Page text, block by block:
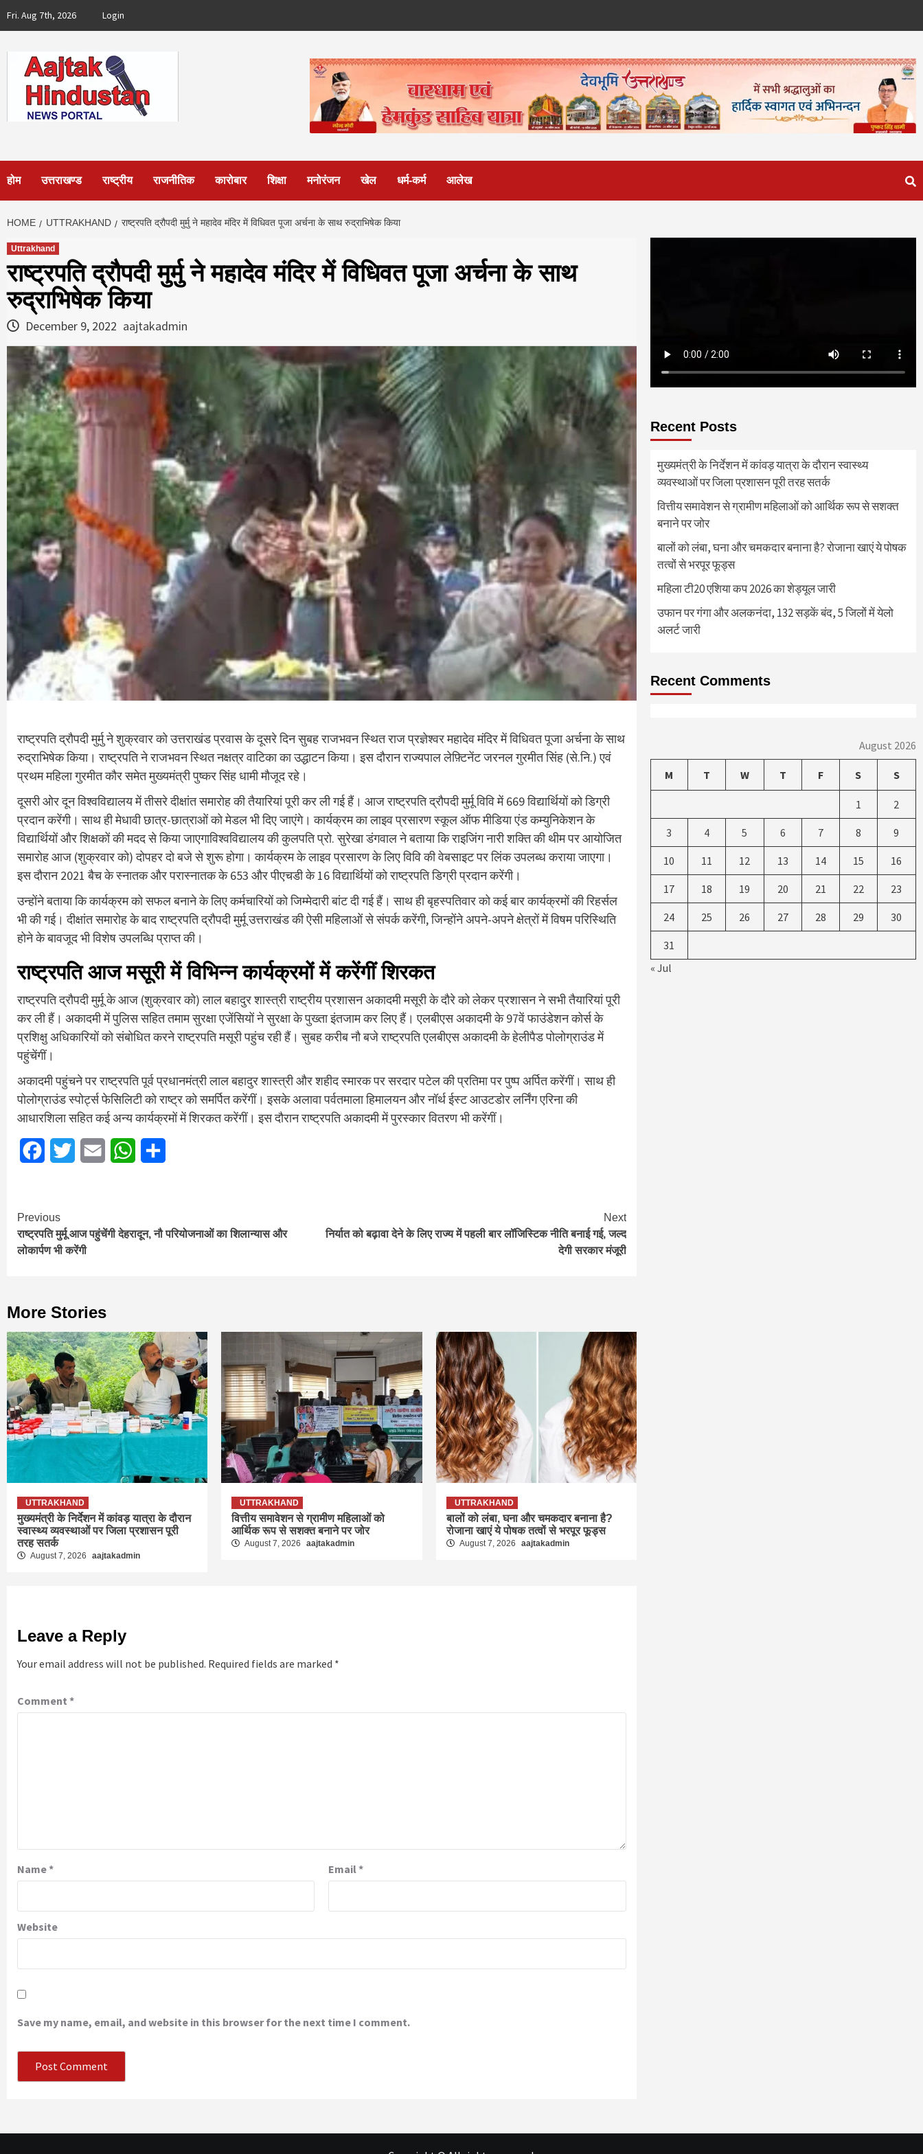
Fri. Aug 7th, 2026 Login
होम उत्तराखण्ड राष्ट्रीय राजनीतिक कारोबार शिक्षा मनोरंजन खेल धर्म-कर्म आलेख
HOME UTTRAKHAND राष्ट्रपति द्रौपदी मुर्मु ने महादेव मंदिर में विधिवत पूजा अर्चना के साथ रुद्राभिषेक किया
Uttrakhand
राष्ट्रपति द्रौपदी मुर्मु ने महादेव मंदिर में विधिवत पूजा अर्चना के साथ
रुद्राभिषेक किया
December 9, 2022 aajtakadmin
राष्ट्रपति द्रौपदी मुर्मु ने शुक्रवार को उत्तराखंड प्रवास के दूसरे दिन सुबह राजभवन स्थित राज प्रज्ञेश्वर महादेव मंदिर में विधिवत पूजा अर्चना के साथ
रुद्राभिषेक किया। राष्ट्रपति ने राजभवन स्थित नक्षत्र वाटिका का उद्धाटन किया। इस दौरान राज्यपाल लेफ़्टिनेंट जरनल गुरमीत सिंह (से.नि.) एवं
प्रथम महिला गुरमीत कौर समेत मुख्यमंत्री पुष्कर सिंह धामी मौजूद रहे।
दूसरी ओर दून विश्वविद्यालय में तीसरे दीक्षांत समारोह की तैयारियां पूरी कर ली गई हैं। आज राष्ट्रपति द्रौपदी मुर्मू विवि में 669 विद्यार्थियों को डिग्री
प्रदान करेंगी। साथ ही मेधावी छात्र-छात्राओं को मेडल भी दिए जाएंगे। कार्यक्रम का लाइव प्रसारण स्कूल ऑफ मीडिया एंड कम्युनिकेशन के
विद्यार्थियों और शिक्षकों की मदद से किया जाएगाविश्वविद्यालय की कुलपति प्रो. सुरेखा डंगवाल ने बताया कि राइजिंग नारी शक्ति की थीम पर आयोजित
समारोह आज (शुक्रवार को) दोपहर दो बजे से शुरू होगा। कार्यक्रम के लाइव प्रसारण के लिए विवि की वेबसाइट पर लिंक उपलब्ध कराया जाएगा।
इस दौरान 2021 बैच के स्नातक और परास्नातक के 653 और पीएचडी के 16 विद्यार्थियों को राष्ट्रपति डिग्री प्रदान करेंगी।
उन्होंने बताया कि कार्यक्रम को सफल बनाने के लिए कर्मचारियों को जिम्मेदारी बांट दी गई हैं। साथ ही बृहस्पतिवार को कई बार कार्यक्रमों की रिहर्सल
भी की गई। दीक्षांत समारोह के बाद राष्ट्रपति द्रौपदी मुर्मू उत्तराखंड की ऐसी महिलाओं से संपर्क करेंगी, जिन्होंने अपने-अपने क्षेत्रों में विषम परिस्थिति
होने के बावजूद भी विशेष उपलब्धि प्राप्त की।
राष्ट्रपति आज मसूरी में विभिन्न कार्यक्रमों में करेंगीं शिरकत
राष्ट्रपति द्रौपदी मुर्मू के आज (शुक्रवार को) लाल बहादुर शास्त्री राष्ट्रीय प्रशासन अकादमी मसूरी के दौरे को लेकर प्रशासन ने सभी तैयारियां पूरी
कर ली हैं। अकादमी में पुलिस सहित तमाम सुरक्षा एजेंसियों ने सुरक्षा के पुख्ता इंतजाम कर लिए हैं। एलबीएस अकादमी के 97वें फाउंडेशन कोर्स के
प्रशिक्षु अधिकारियों को संबोधित करने राष्ट्रपति मसूरी पहुंच रही हैं। सुबह करीब नौ बजे राष्ट्रपति एलबीएस अकादमी के हेलीपैड पोलोग्राउंड में
पहुंचेंगीं।
अकादमी पहुंचने पर राष्ट्रपति पूर्व प्रधानमंत्री लाल बहादुर शास्त्री और शहीद स्मारक पर सरदार पटेल की प्रतिमा पर पुष्प अर्पित करेंगीं। साथ ही
पोलोग्राउंड स्पोर्ट्स फेसिलिटी को राष्ट्र को समर्पित करेंगीं। इसके अलावा पर्वतमाला हिमालयन और नॉर्थ ईस्ट आउटडोर लर्निंग एरिना की
आधारशिला सहित कई अन्य कार्यक्रमों में शिरकत करेंगीं। इस दौरान राष्ट्रपति अकादमी में पुरस्कार वितरण भी करेंगीं।
FacebookTwitter Email WhatsApp
Continue
Reading
Previous
राष्ट्रपति मुर्मू आज पहुंचेंगी देहरादून, नौ परियोजनाओं का शिलान्यास और
लोकार्पण भी करेंगी
Next
निर्यात को बढ़ावा देने के लिए राज्य में पहली बार लॉजिस्टिक नीति बनाई गई, जल्द
देगी सरकार मंजूरी
More Stories
UTTRAKHAND
मुख्यमंत्री के निर्देशन में कांवड़ यात्रा के दौरान
स्वास्थ्य व्यवस्थाओं पर जिला प्रशासन पूरी
तरह सतर्क
August 7, 2026 aajtakadmin
UTTRAKHAND
वित्तीय समावेशन से ग्रामीण महिलाओं को
आर्थिक रूप से सशक्त बनाने पर जोर
August 7, 2026 aajtakadmin
UTTRAKHAND
बालों को लंबा, घना और चमकदार बनाना है?
रोजाना खाएं ये पोषक तत्वों से भरपूर फूड्स
August 7, 2026 aajtakadmin
Leave a Reply
Your email address will not be published. Required fields are marked *
Comment *
Name* Email*
Website
Save my name, email, and website in this browser for the next time I comment.
Recent Posts
मुख्यमंत्री के निर्देशन में कांवड़ यात्रा के दौरान स्वास्थ्य
व्यवस्थाओं पर जिला प्रशासन पूरी तरह सतर्क
वित्तीय समावेशन से ग्रामीण महिलाओं को आर्थिक रूप से सशक्त
बनाने पर जोर
बालों को लंबा, घना और चमकदार बनाना है? रोजाना खाएं ये पोषक
तत्वों से भरपूर फूड्स
महिला टी20 एशिया कप 2026 का शेड्यूल जारी
उफान पर गंगा और अलकनंदा, 132 सड़कें बंद, 5 जिलों में येलो
अलर्ट जारी
Recent Comments
August 2026
M T W T F S S
1 2
3 4 5 6 7 8 9
10 11 12 13 14 15 16
17 18 19 20 21 22 23
24 25 26 27 28 29 30
31
« Jul